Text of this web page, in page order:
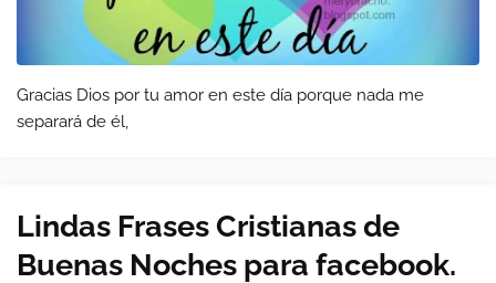
Gracias Dios por tu amor en este día porque nada me
separará de él,
Lindas Frases Cristianas de
Buenas Noches para facebook.